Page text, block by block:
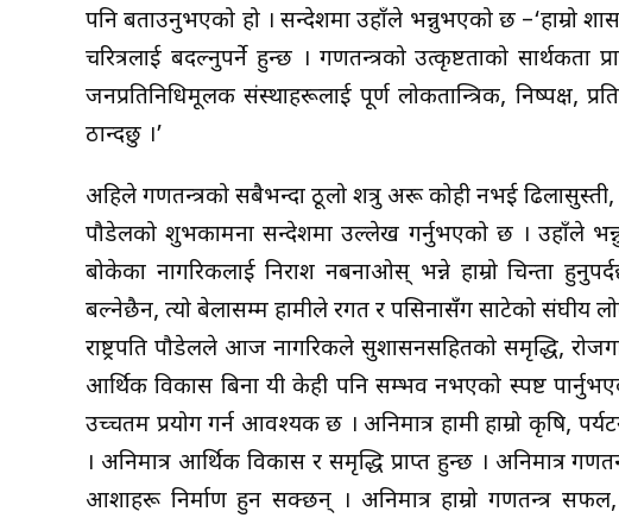
पनि बताउनुभएको हो । सन्देशमा उहाँले भन्नुभएको छ –‘हाम्रो
चरित्रलाई बदल्नुपर्ने हुन्छ । गणतन्त्रको उत्कृष्टताको सार्थकता
जनप्रतिनिधिमूलक संस्थाहरूलाई पूर्ण लोकतान्त्रिक, निष्पक्ष,
ठान्दछु ।’
अहिले गणतन्त्रको सबैभन्दा ठूलो शत्रु अरू कोही नभई
पौडेलको शुभकामना सन्देशमा उल्लेख गर्नुभएको छ । उहाँले
बोकेका नागरिकलाई निराश नबनाओस् भन्ने हाम्रो चिन्ता
बल्नेछैन, त्यो बेलासम्म हामीले रगत र पसिनासँंग साटेको संघीय
राष्ट्रपति पौडेलले आज नागरिकले सुशासनसहितको समृद्धि,
आर्थिक विकास बिना यी केही पनि सम्भव नभएको स्पष्ट
उच्चतम प्रयोग गर्न आवश्यक छ । अनिमात्र हामी हाम्रो कृषि,
। अनिमात्र आर्थिक विकास र समृद्धि प्राप्त हुन्छ । अनिमात्र
आशाहरू निर्माण हुन सक्छन् । अनिमात्र हाम्रो गणतन्त्र